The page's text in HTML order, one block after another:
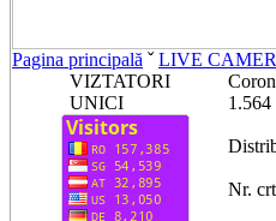
Pagina principală ˇLIVE
VIZTATORI
UNICI
Nr.